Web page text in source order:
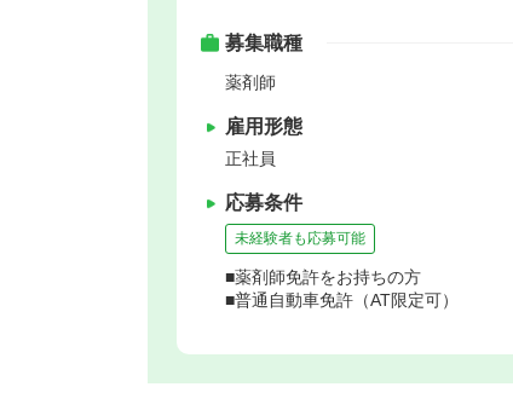
募集職種
薬剤師
雇用形態
正社員
応募条件
未経験者も応募可能
■薬剤師免許をお持ちの方
■普通自動車免許（AT限定可）